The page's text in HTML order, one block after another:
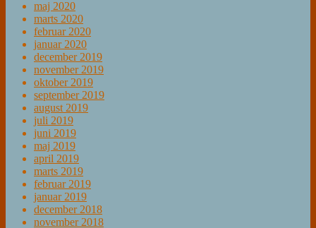
maj 2020
marts 2020
februar 2020
januar 2020
december 2019
november 2019
oktober 2019
september 2019
august 2019
juli 2019
juni 2019
maj 2019
april 2019
marts 2019
februar 2019
januar 2019
december 2018
november 2018